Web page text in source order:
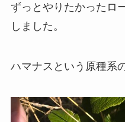
ずっとやりたかったロ
しました。
ハマナスという原種系